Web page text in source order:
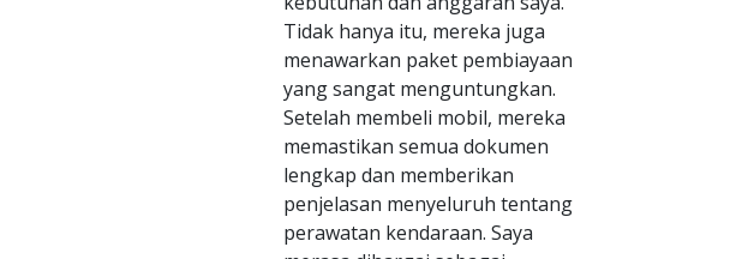
Tidak hanya itu, mereka juga
menawarkan paket pembiayaan
yang sangat menguntungkan.
Setelah membeli mobil, mereka
memastikan semua dokumen
lengkap dan memberikan
penjelasan menyeluruh tentang
perawatan kendaraan. Saya